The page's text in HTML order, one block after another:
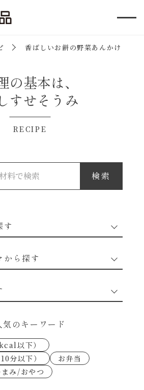
香ばしいお餅の野菜あんかけ
の基本は、
すせそうみ
RECIPE
す
シピ
から探す
目で炒めろ！～○○の炒め物
トマトバジル
ゼ高菜
気のキーワード
以下）
分以下）
お弁当
まみ/おやつ